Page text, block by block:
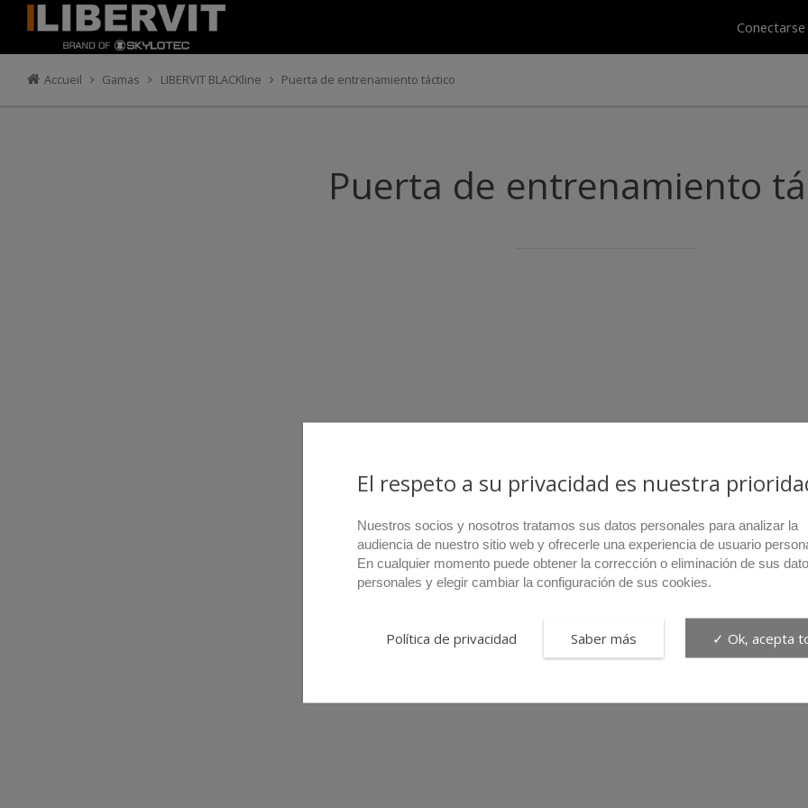
Conectarse
Accueil Gamas LIBERVIT BLACKline Puerta de entrenamiento táctico
Puerta de entrenamiento
El respeto a su privacidad es nuestra
Nuestros socios y nosotros tratamos sus datos personales para analizar la
audiencia de nuestro sitio web y ofrecerle una experiencia de usuario
En cualquier momento puede obtener la corrección o eliminación de sus
personales y elegir cambiar la configuración de sus cookies.
Política de privacidad Saber más ✓ Ok, acepta